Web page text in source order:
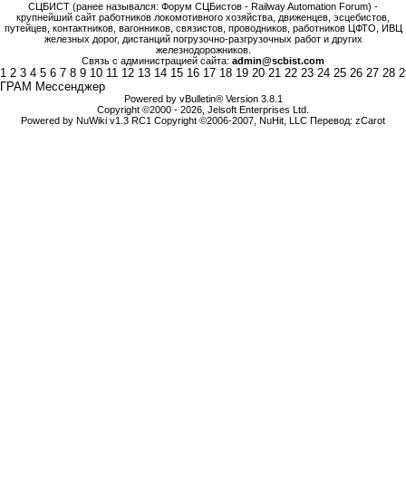
СЦБИСТ (ранее назывался: Форум СЦБистов - Railway Automation Forum) -
крупнейший сайт работников локомотивного хозяйства, движенцев, эсцебистов,
путейцев, контактников, вагонников, связистов, проводников, работников ЦФТО, ИВЦ
железных дорог, дистанций погрузочно-разгрузочных работ и других
железнодорожников.
Связь с администрацией сайта: admin@scbist.com
1 2 3 4 5 6 7 8 9 10 11 12 13 14 15 16 17 18 19 20 21 22 23 24 25 26 27 28
ГРАМ Мессенджер
Powered by vBulletin® Version 3.8.1
Copyright ©2000 - 2026, Jelsoft Enterprises Ltd.
Powered by NuWiki v1.3 RC1 Copyright ©2006-2007, NuHit, LLC Перевод: zCarot